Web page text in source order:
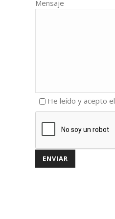
Mensaje
He leído y acepto el